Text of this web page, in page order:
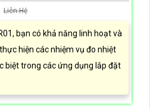
Liên Hệ
bạn có khả năng linh hoạt và
hiện các nhiệm vụ đo nhiệt
biệt trong các ứng dụng lắp đặt